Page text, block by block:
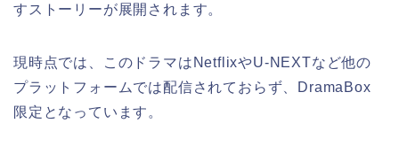
すストーリーが展開されます。
現時点では、このドラマはNetflixやU-NEXTなど他の
プラットフォームでは配信されておらず、DramaBox
限定となっています。